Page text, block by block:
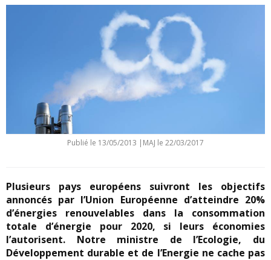
Publié le 13/05/2013 | MAJ le 22/03/2017
Plusieurs pays européens suivront les objectifs
annoncés par l’Union Européenne d’atteindre 20%
d’énergies renouvelables dans la consommation
totale d’énergie pour 2020, si leurs économies
l’autorisent. Notre ministre de l’Ecologie, du
Développement durable et de l’Energie ne cache pas